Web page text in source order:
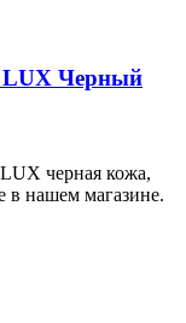
Черный
черная кожа,
в нашем магазине.